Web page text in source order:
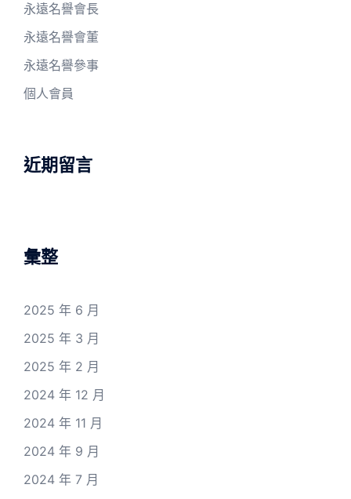
永遠名譽會長
永遠名譽會董
永遠名譽參事
個人會員
近期留言
彙整
2025 年 6 月
2025 年 3 月
2025 年 2 月
2024 年 12 月
2024 年 11 月
2024 年 9 月
2024 年 7 月